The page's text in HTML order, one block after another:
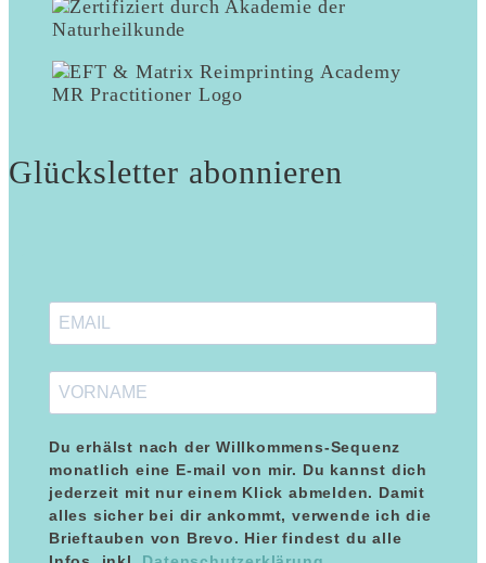
Glücksletter abonnieren
Du erhälst nach der Willkommens-Sequenz
monatlich eine E-mail von mir. Du kannst dich
jederzeit mit nur einem Klick abmelden. Damit
alles sicher bei dir ankommt, verwende ich die
Brieftauben von Brevo. Hier findest du alle
Kundenbewertungen und Erfahrungen zu